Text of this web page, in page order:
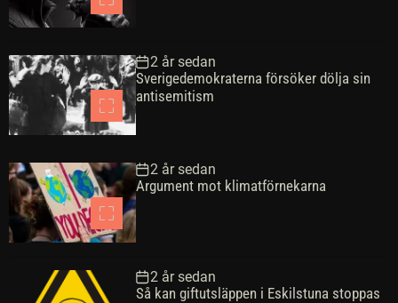
2 år sedan
Sverigedemokraterna försöker dölja sin
antisemitism
2 år sedan
Argument mot klimatförnekarna
2 år sedan
Så kan giftutsläppen i Eskilstuna stoppas